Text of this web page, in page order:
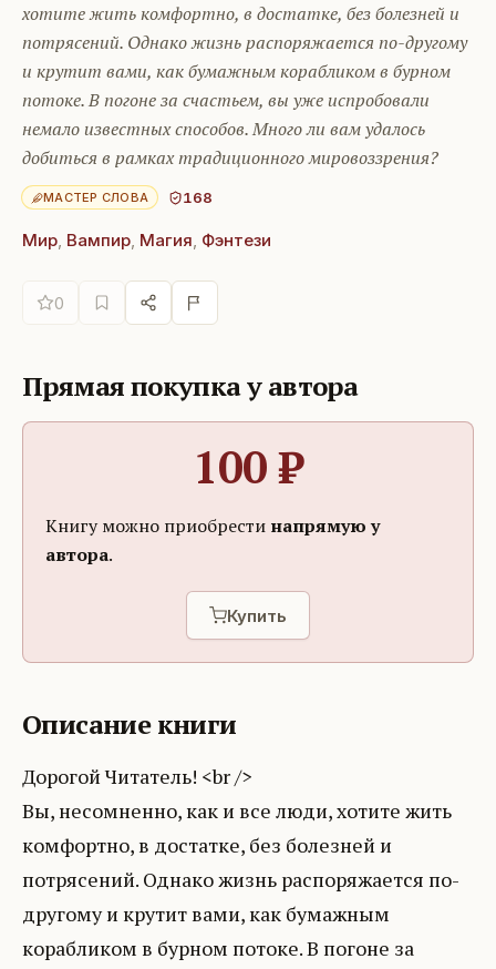
хотите жить комфортно, в достатке, без болезней и
потрясений. Однако жизнь распоряжается по-другому
и крутит вами, как бумажным корабликом в бурном
потоке. В погоне за счастьем, вы уже испробовали
немало известных способов. Много ли вам удалось
добиться в рамках традиционного мировоззрения?
МАСТЕР СЛОВА 168
Мир, Вампир, Магия, Фэнтези
0
Прямая покупка у автора
100₽
Книгу можно приобрести напрямую у
автора.
Купить
Описание книги
Дорогой Читатель! <br />
Вы, несомненно, как и все люди, хотите жить
комфортно, в достатке, без болезней и
потрясений. Однако жизнь распоряжается по-
другому и крутит вами, как бумажным
корабликом в бурном потоке. В погоне за